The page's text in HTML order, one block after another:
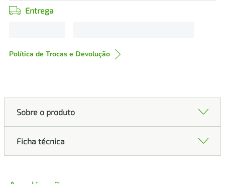
Entrega
Política de Trocas e Devolução
Sobre o produto
Ficha técnica